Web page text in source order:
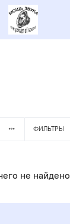
ФИЛЬТРЫ
не найдено